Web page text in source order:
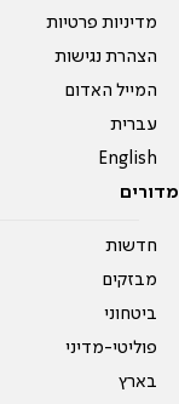
מדיניות פרטיות
הצהרת נגישות
המייל האדום
עברית
English
מדורים
חדשות
מבזקים
ביטחוני
פוליטי-מדיני
בארץ